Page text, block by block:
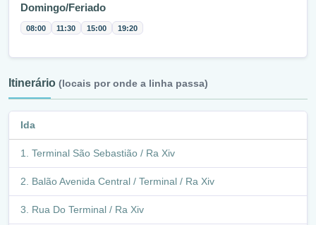
Domingo/Feriado
08:00 11:30 15:00 19:20
Itinerário (locais por onde a linha passa)
Ida
Terminal São Sebastião / Ra Xiv
Balão Avenida Central / Terminal / Ra Xiv
Rua Do Terminal / Ra Xiv